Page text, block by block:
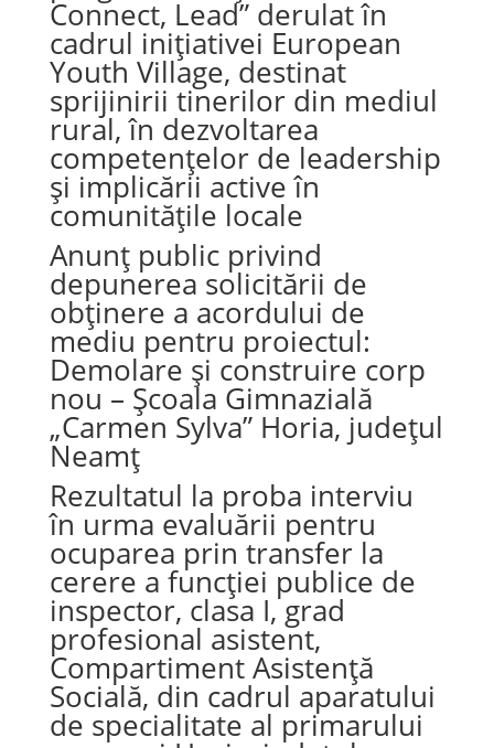
Connect, Lead” derulat în
cadrul inițiativei European
Youth Village, destinat
sprijinirii tinerilor din mediul
rural, în dezvoltarea
competențelor de leadership
și implicării active în
comunitățile locale
Anunț public privind
depunerea solicitării de
obținere a acordului de
mediu pentru proiectul:
Demolare și construire corp
nou – Școala Gimnazială
„Carmen Sylva” Horia, județul
Neamț
Rezultatul la proba interviu
în urma evaluării pentru
ocuparea prin transfer la
cerere a funcției publice de
inspector, clasa I, grad
profesional asistent,
Compartiment Asistență
Socială, din cadrul aparatului
de specialitate al primarului